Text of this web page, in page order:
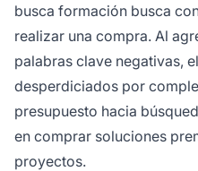
busca formación busca
realizar una compra. Al
palabras clave negativas,
desperdiciados por
presupuesto hacia
en comprar soluciones
proyectos.